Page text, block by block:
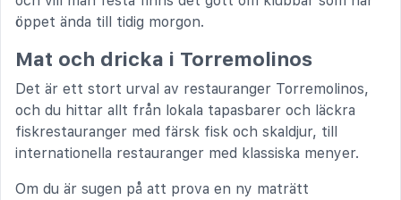
öppet ända till tidig morgon.
Mat och dricka i Torremolinos
Det är ett stort urval av restauranger Torremolinos,
och du hittar allt från lokala tapasbarer och läckra
fiskrestauranger med färsk fisk och skaldjur, till
internationella restauranger med klassiska menyer.
Om du är sugen på att prova en ny maträtt